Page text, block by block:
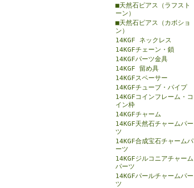
■天然石ピアス（ラフスト
ーン）
■天然石ピアス（カボショ
ン）
14KGF ネックレス
14KGFチェーン・鎖
14KGFパーツ金具
14KGF 留め具
14KGFスペーサー
14KGFチューブ・パイプ
14KGFコインフレーム・コ
イン枠
14KGFチャーム
14KGF天然石チャームパー
ツ
14KGF合成宝石チャームパ
ーツ
14KGFジルコニアチャーム
パーツ
14KGFパールチャームパー
ツ